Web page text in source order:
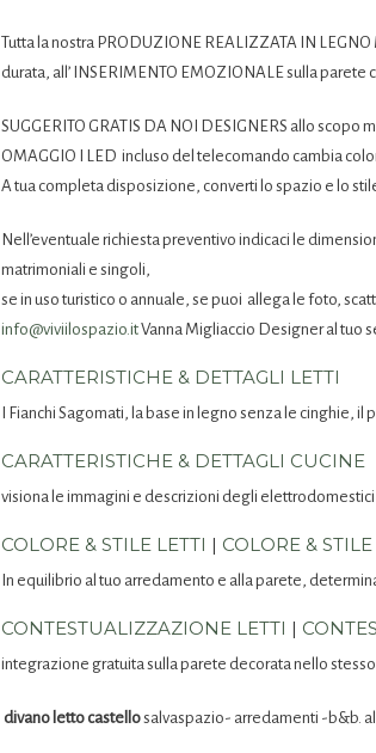
Tutta la nostra PRODUZIONE REALIZZATA IN
durata, all’ INSERIMENTO EMOZIONALE sulla
SUGGERITO GRATIS DA NOI DESIGNERS allo
OMAGGIO I LED incluso del telecomando cambia
A tua completa disposizione, converti lo spazio e lo
Nell’eventuale richiesta preventivo indicaci le
matrimoniali e singoli,
se in uso turistico o annuale, se puoi allega le foto,
info@viviilospazio.itVanna Migliaccio Designer al tuo
CARATTERISTICHE & DETTAGLI LETTI
I Fianchi Sagomati, la base in legno senza le cinghie,
CARATTERISTICHE & DETTAGLI CUCINE
visiona le immagini e descrizioni degli
COLORE & STILE LETTI | COLORE &
In equilibrio al tuo arredamento e alla parete,
CONTESTUALIZZAZIONE LETTI |
integrazione gratuita sulla parete decorata nello
divano letto castellosalvaspazio- arredamenti -b&b.